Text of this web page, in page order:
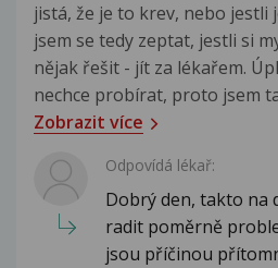
jistá, že je to krev, nebo jestli
jsem se tedy zeptat, jestli si
nějak řešit - jít za lékařem.
nechce probírat, proto jsem
Zobrazit více
Odpovídá lékař:
Dobrý den, takto na
radit poměrně
jsou příčinou